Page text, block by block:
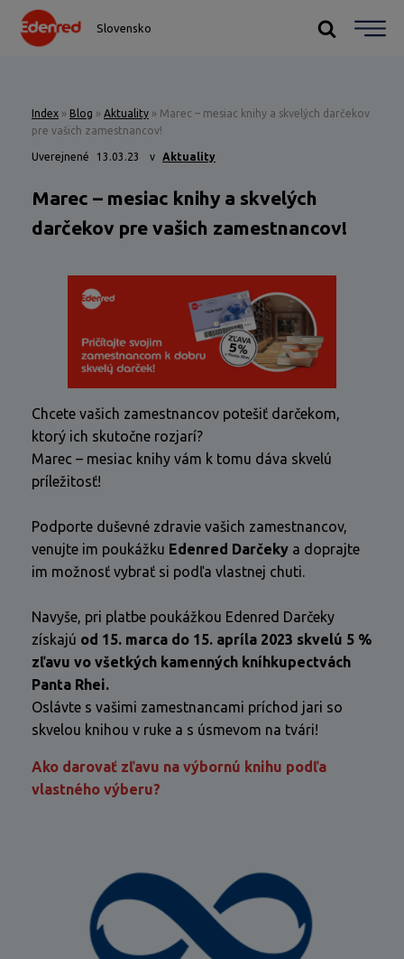
Slovensko
Index » Blog » Aktuality » Marec – mesiac knihy a skvelých darčekov
pre vašich zamestnancov!
Uverejnené 13.03.23 v Aktuality
Marec – mesiac knihy a skvelých
darčekov pre vašich zamestnancov!
Chcete vašich zamestnancov potešiť darčekom,
ktorý ich skutočne rozjarí?
Marec – mesiac knihy vám k tomu dáva skvelú
príležitosť!
Podporte duševné zdravie vašich zamestnancov,
venujte im poukážku Edenred Darčeky a doprajte
im možnosť vybrať si podľa vlastnej chuti.
Navyše, pri platbe poukážkou Edenred Darčeky
získajú od 15. marca do 15. apríla 2023 skvelú 5 %
zľavu vo všetkých kamenných kníhkupectvách
Panta Rhei.
Oslávte s vašimi zamestnancami príchod jari so
skvelou knihou v ruke a s úsmevom na tvári!
Ako darovať zľavu na výbornú knihu podľa
vlastného výberu?